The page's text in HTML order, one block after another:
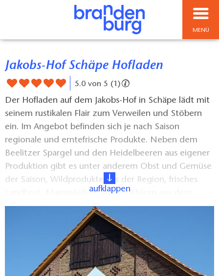
MENÜ
Jakobs-Hof Schäpe Hofladen
5.0 von 5 (1)
Der Hofladen auf dem Jakobs-Hof in Schäpe lädt mit
seinem rustikalen Flair zum Verweilen und Stöbern
ein. Im Angebot befinden sich je nach Saison
regionale und erntefrische Produkte. Neben dem
Beelitzer Spargel und den Heidelbeeren aus eigener
Produktion gibt es unter anderem Obst und Gemüse
der Saison, Wildprodukte aus der Region, frisches
Landbrot, Marmeladen und Konfitüren aus dem
Havelland und dem Fläming, Honigprodukte und
aufklappen